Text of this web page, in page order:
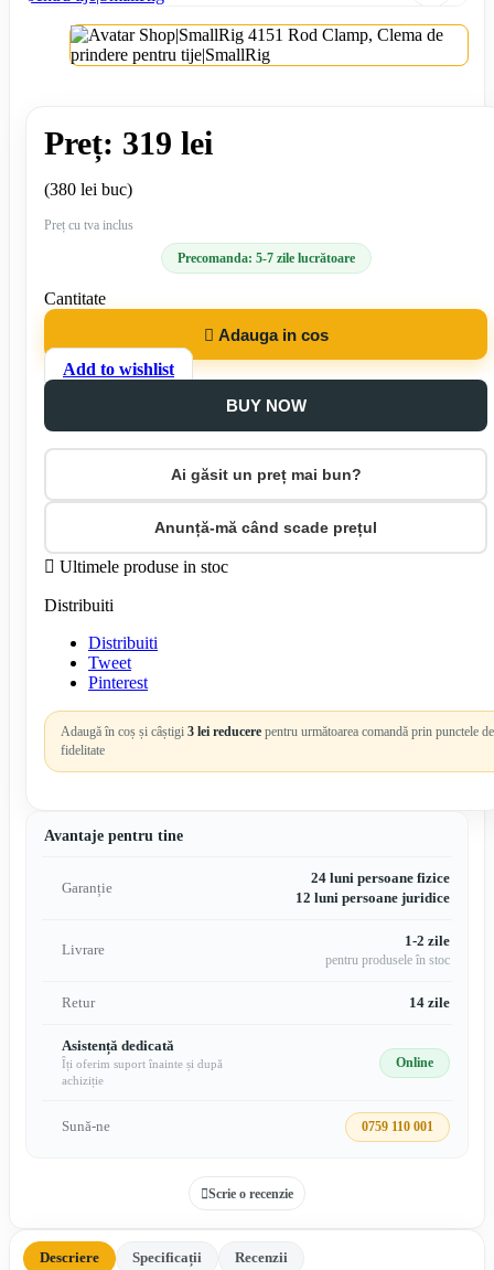
Avantaje pentru tine
Garanție
24 luni persoane fizice
12 luni persoane juridice
Livrare
1-2 zile
pentru produsele în stoc
Retur 14 zile
Asistență dedicată
Îți oferim suport înainte și după
achiziție
Online
Sună-ne 0759 110 001
Scrie o recenzie
Preț: 319 lei
(380 lei buc)
Preț cu tva inclus
Precomanda: 5-7 zile lucrătoare
Cantitate
 Adauga in cos
Add to wishlist
BUY NOW
Ai găsit un preț mai bun?
Anunță-mă când scade prețul
 Ultimele produse in stoc
Distribuiti
Distribuiti
Tweet
Pinterest
Adaugă în coș și câștigi 3 lei reducere pentru următoarea comandă prin punctele de
fidelitate
Descriere Specificații Recenzii